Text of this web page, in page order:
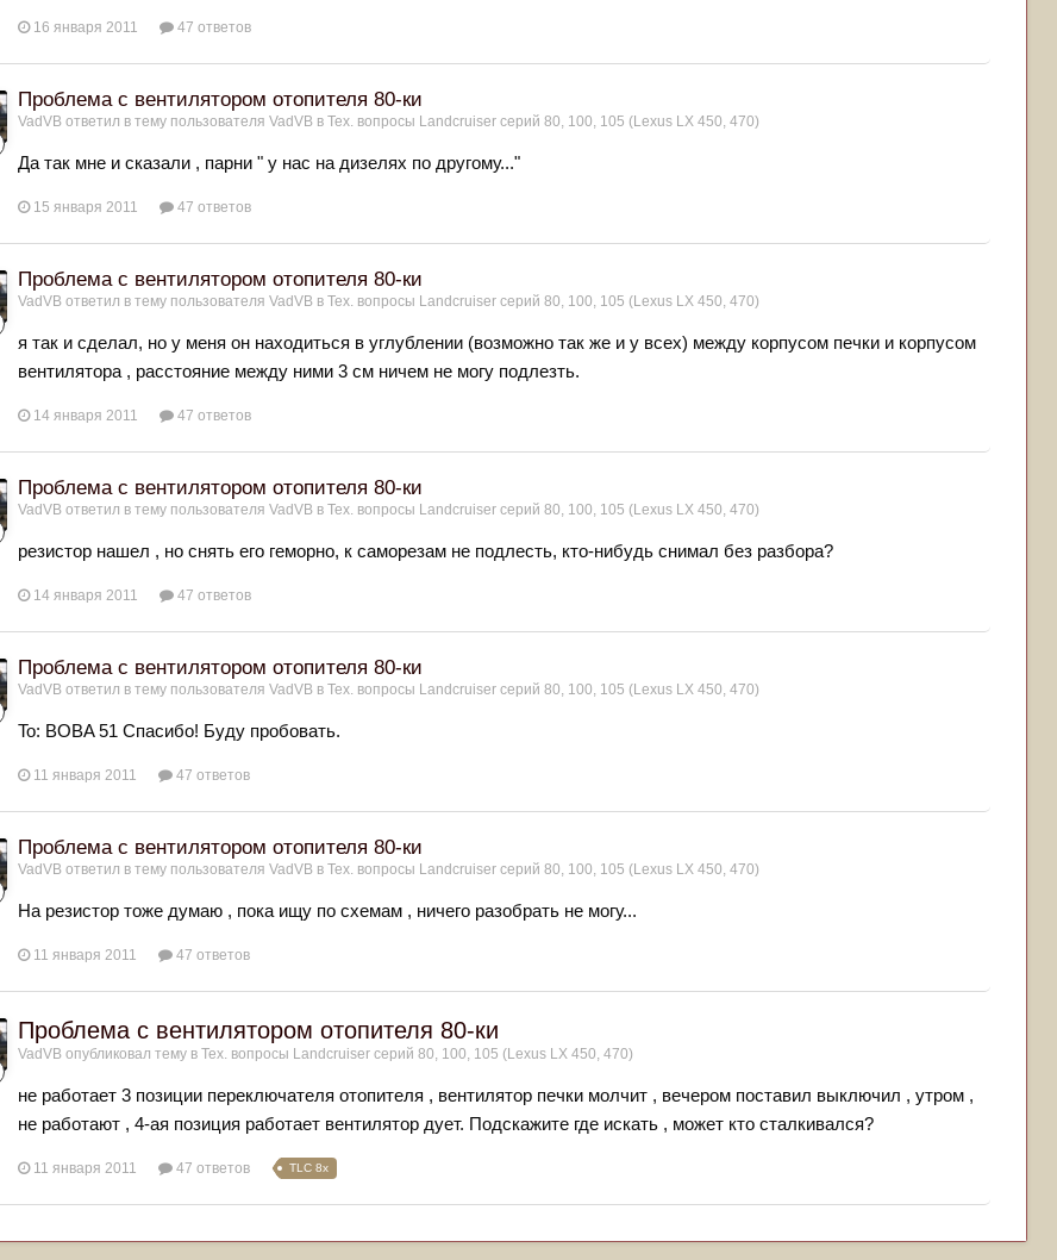
16 января 2011 47 ответов
Проблема с вентилятором отопителя 80-ки
VadVB ответил в тему пользователя VadVB в Тех. вопросы Landcruiser серий 80, 100, 105 (Lexus LX 450, 470)
Да так мне и сказали , парни " у нас на дизелях по другому..."
15 января 2011 47 ответов
Проблема с вентилятором отопителя 80-ки
VadVB ответил в тему пользователя VadVB в Тех. вопросы Landcruiser серий 80, 100, 105 (Lexus LX 450, 470)
я так и сделал, но у меня он находиться в углублении (возможно так же и у всех) между корпусом печки и корпусом
вентилятора , расстояние между ними 3 см ничем не могу подлезть.
14 января 2011 47 ответов
Проблема с вентилятором отопителя 80-ки
VadVB ответил в тему пользователя VadVB в Тех. вопросы Landcruiser серий 80, 100, 105 (Lexus LX 450, 470)
резистор нашел , но снять его геморно, к саморезам не подлесть, кто-нибудь снимал без разбора?
14 января 2011 47 ответов
Проблема с вентилятором отопителя 80-ки
VadVB ответил в тему пользователя VadVB в Тех. вопросы Landcruiser серий 80, 100, 105 (Lexus LX 450, 470)
To: BOBA 51 Спасибо! Буду пробовать.
11 января 2011 47 ответов
Проблема с вентилятором отопителя 80-ки
VadVB ответил в тему пользователя VadVB в Тех. вопросы Landcruiser серий 80, 100, 105 (Lexus LX 450, 470)
На резистор тоже думаю , пока ищу по схемам , ничего разобрать не могу...
11 января 2011 47 ответов
Проблема с вентилятором отопителя 80-ки
VadVB опубликовал тему в Тех. вопросы Landcruiser серий 80, 100, 105 (Lexus LX 450, 470)
не работает 3 позиции переключателя отопителя , вентилятор печки молчит , вечером поставил выключил , утром ,
не работают , 4-ая позиция работает вентилятор дует. Подскажите где искать , может кто сталкивался?
11 января 2011 47 ответов TLC 8x